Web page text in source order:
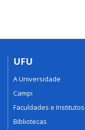
UFU
A Universidade
Campi
Faculdades e Institutos
Bibliotecas